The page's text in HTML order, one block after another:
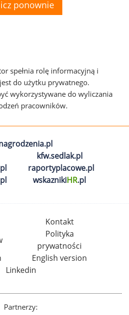
ponownie
spełnia rolę informacyjną i
do użytku prywatnego.
wykorzystywane do wyliczania
pracowników.
kfw.sedlak.pl
raportyplacowe.pl
wskaznikiHR.pl
Kontakt
Polityka
prywatności
English version
Linkedin
Partnerzy: